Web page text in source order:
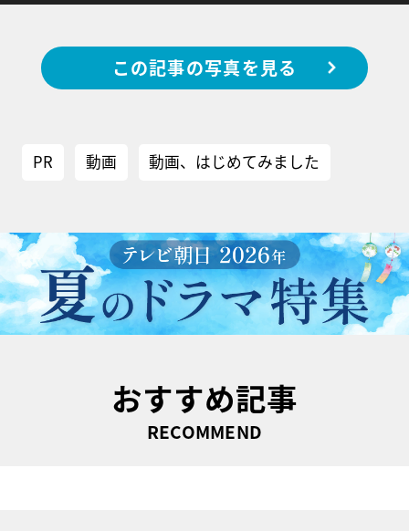
この記事の写真を見る
PR 動画 動画、はじめてみました
おすすめ記事
RECOMMEND